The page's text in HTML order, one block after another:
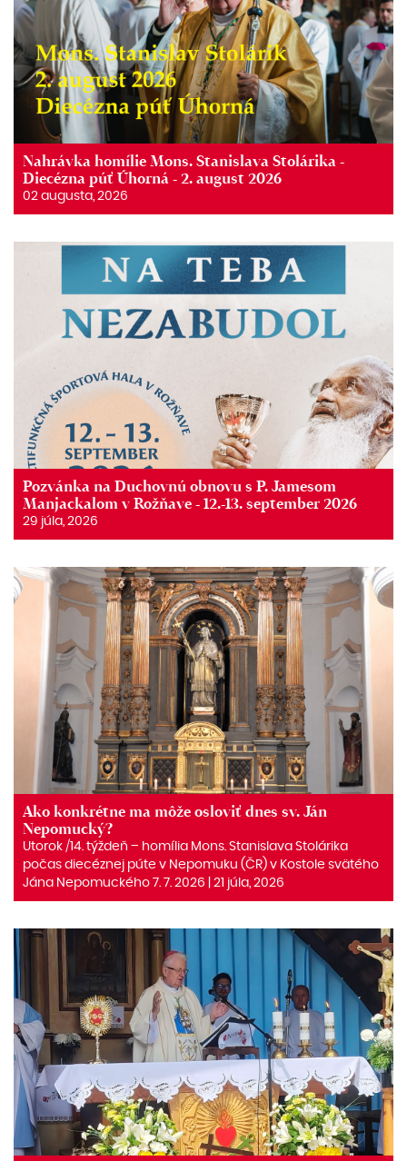
Nahrávka homílie Mons. Stanislava Stolárika -
Diecézna púť Úhorná - 2. august 2026
02 augusta, 2026
Pozvánka na Duchovnú obnovu s P. Jamesom
Manjackalom v Rožňave - 12.-13. september 2026
29 júla, 2026
Ako konkrétne ma môže osloviť dnes sv. Ján
Nepomucký?
Utorok /14. týždeň – homília Mons. Stanislava Stolárika
počas diecéznej púte v Nepomuku (ČR) v Kostole svätého
Jána Nepomuckého 7. 7. 2026 | 21 júla, 2026